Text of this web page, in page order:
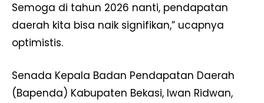
Semoga di tahun 2026 nanti, pendapatan
daerah kita bisa naik signifikan,” ucapnya
optimistis.
Senada Kepala Badan Pendapatan Daerah
(Bapenda) Kabupaten Bekasi, Iwan Ridwan,